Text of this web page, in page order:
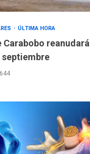
ÚLTIMA HORA
Carabobo reanudará